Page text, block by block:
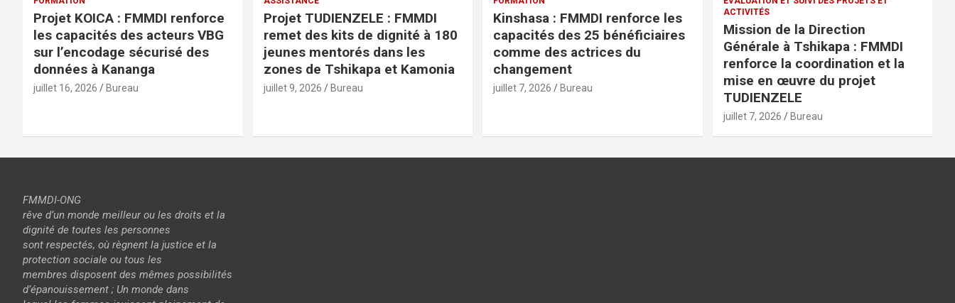
Projet KOICA : FMMDI renforce
les capacités des acteurs VBG
sur l’encodage sécurisé des
données à Kananga
juillet 16, 2026 Bureau
Projet TUDIENZELE : FMMDI
remet des kits de dignité à 180
jeunes mentorés dans les
zones de Tshikapa et Kamonia
juillet 9, 2026 Bureau
Kinshasa : FMMDI renforce les
capacités des 25 bénéficiaires
comme des actrices du
changement
juillet 7, 2026 Bureau
ACTIVITÉS
Mission de la Direction
Générale à Tshikapa : FMMDI
renforce la coordination et la
mise en œuvre du projet
TUDIENZELE
juillet 7, 2026 Bureau
FMMDI-ONG
rêve d’un monde meilleur ou les droits et la
dignité de toutes les personnes
sont respectés, où règnent la justice et la
protection sociale ou tous les
membres disposent des mêmes possibilités
d’épanouissement ; Un monde dans